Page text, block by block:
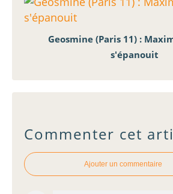
Geosmine (Paris 11) :
s'épanouit
Commenter cet
Ajouter un commentaire